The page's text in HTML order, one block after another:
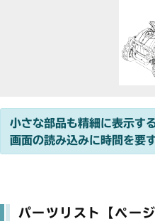
小さな部品も精細に表示す
画面の読み込みに時間を要
パーツリスト【ページ